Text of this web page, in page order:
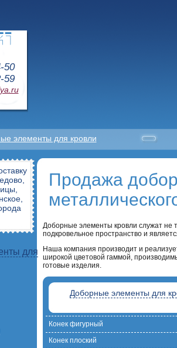
50
59
элементы для кровли
для
Продажа
Доборные элементы кровли служат не
подкровельное пространство и
Наша компания производит и
широкой цветовой гаммой,
готовые изделия.
Доборные элементы для
Конек фигурный
Конек плоский